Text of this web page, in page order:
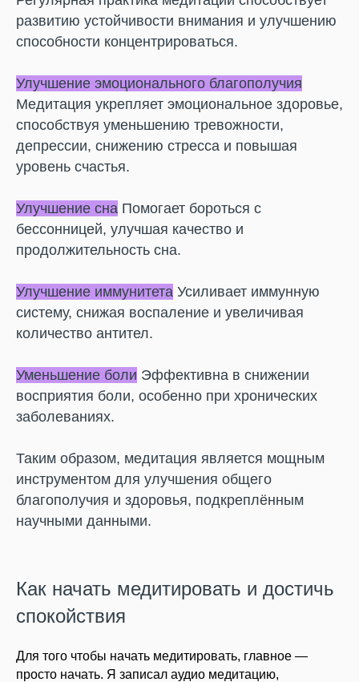
развитию устойчивости внимания и улучшению
способности концентрироваться.
Улучшение эмоционального благополучия
Медитация укрепляет эмоциональное здоровье,
способствуя уменьшению тревожности,
депрессии, снижению стресса и повышая
уровень счастья.
Улучшение сна Помогает бороться с
бессонницей, улучшая качество и
продолжительность сна.
Улучшение иммунитета Усиливает иммунную
систему, снижая воспаление и увеличивая
количество антител.
Уменьшение боли Эффективна в снижении
восприятия боли, особенно при хронических
заболеваниях.
Таким образом, медитация является мощным
инструментом для улучшения общего
благополучия и здоровья, подкреплённым
научными данными.
Как начать медитировать и достичь
спокойствия
Для того чтобы начать медитировать, главное —
просто начать. Я записал аудио медитацию,